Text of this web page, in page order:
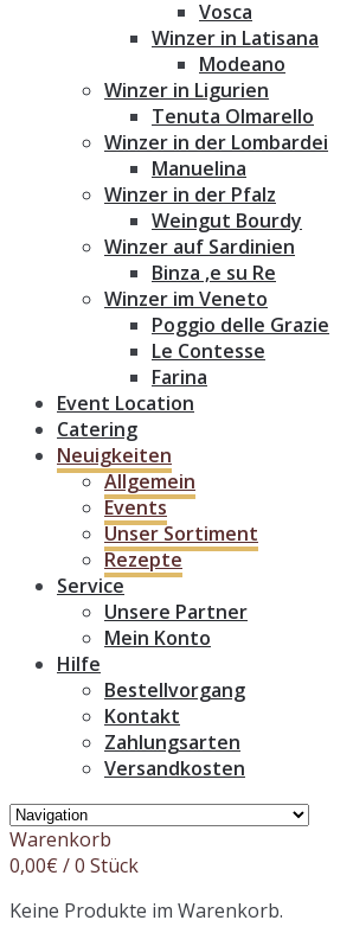
Vosca
Winzer in Latisana
Modeano
Winzer in Ligurien
Tenuta Olmarello
Winzer in der Lombardei
Manuelina
Winzer in der Pfalz
Weingut Bourdy
Winzer auf Sardinien
Binza ‚e su Re
Winzer im Veneto
Poggio delle Grazie
Le Contesse
Farina
Event Location
Catering
Neuigkeiten
Allgemein
Events
Unser Sortiment
Rezepte
Service
Unsere Partner
Mein Konto
Hilfe
Bestellvorgang
Kontakt
Zahlungsarten
Versandkosten
Warenkorb
0,00€ / 0 Stück
Keine Produkte im Warenkorb.